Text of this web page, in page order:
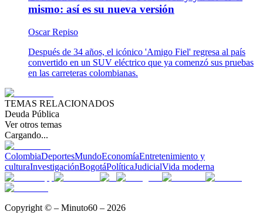
mismo: así es su nueva versión
Oscar Repiso
Después de 34 años, el icónico 'Amigo Fiel' regresa al país
convertido en un SUV eléctrico que ya comenzó sus pruebas
en las carreteras colombianas.
TEMAS RELACIONADOS
Deuda Pública
Ver otros temas
Cargando...
ColombiaDeportesMundoEconomíaEntretenimiento y
culturaInvestigaciónBogotáPolíticaJudicialVida moderna
Copyright © – Minuto60 – 2026